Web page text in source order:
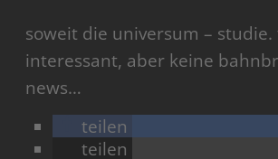
soweit die universum – studie.
interessant, aber keine
news…
teilen
teilen